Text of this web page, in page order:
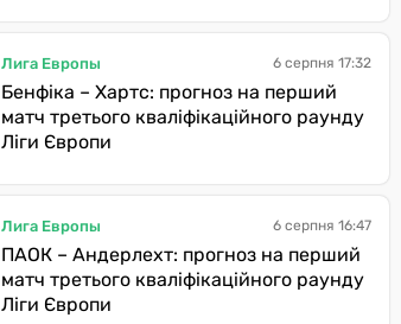
Лига Европы 6 серпня 17:32
Бенфіка – Хартс: прогноз на перший
матч третього кваліфікаційного раунду
Ліги Європи
Лига Европы 6 серпня 16:47
ПАОК – Андерлехт: прогноз на перший
матч третього кваліфікаційного раунду
Ліги Європи